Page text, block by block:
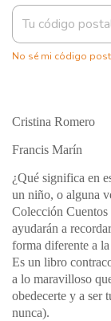
No sé mi código
Cristina Romero
Francis Marín
¿Qué significa en
un niño, o alguna
Colección Cuentos
ayudarán a
forma diferente a
Es un libro
a lo maravilloso
obedecerte y a ser
nunca).